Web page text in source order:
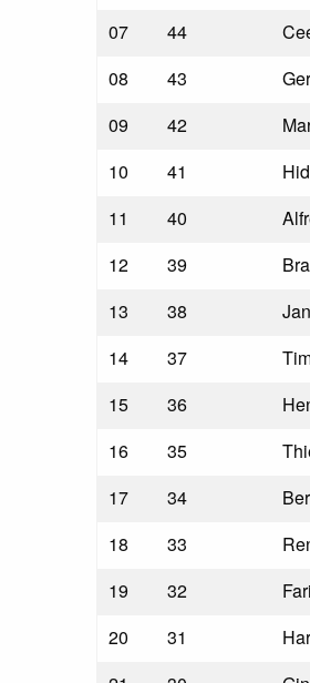
07
44
08
43
09
42
10
41
11
40
12
39
13
38
14
37
15
36
16
35
17
34
18
33
19
32
20
31